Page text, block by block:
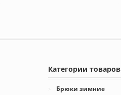
Категории товаров
Брюки зимние